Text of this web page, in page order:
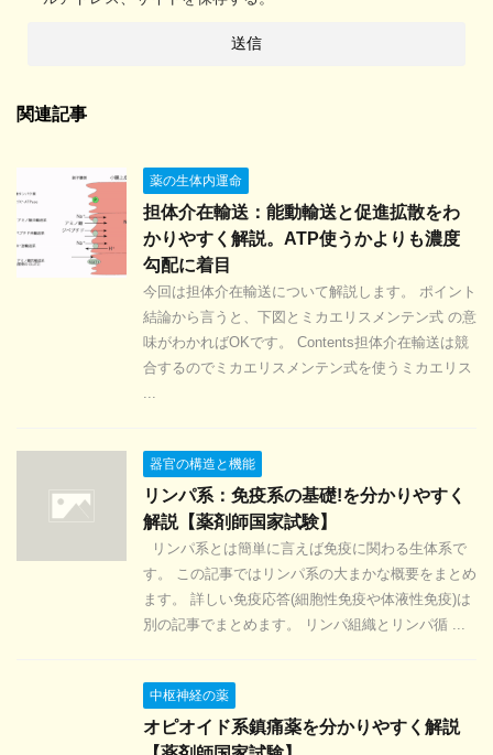
関連記事
薬の生体内運命
担体介在輸送：能動輸送と促進拡散をわ
かりやすく解説。ATP使うかよりも濃度
勾配に着目
今回は担体介在輸送について解説します。 ポイント
結論から言うと、下図とミカエリスメンテン式 の意
味がわかればOKです。 Contents担体介在輸送は競
合するのでミカエリスメンテン式を使うミカエリス
...
器官の構造と機能
リンパ系：免疫系の基礎!を分かりやすく
解説【薬剤師国家試験】
リンパ系とは簡単に言えば免疫に関わる生体系で
す。 この記事ではリンパ系の大まかな概要をまとめ
ます。 詳しい免疫応答(細胞性免疫や体液性免疫)は
別の記事でまとめます。 リンパ組織とリンパ循 ...
中枢神経の薬
オピオイド系鎮痛薬を分かりやすく解説